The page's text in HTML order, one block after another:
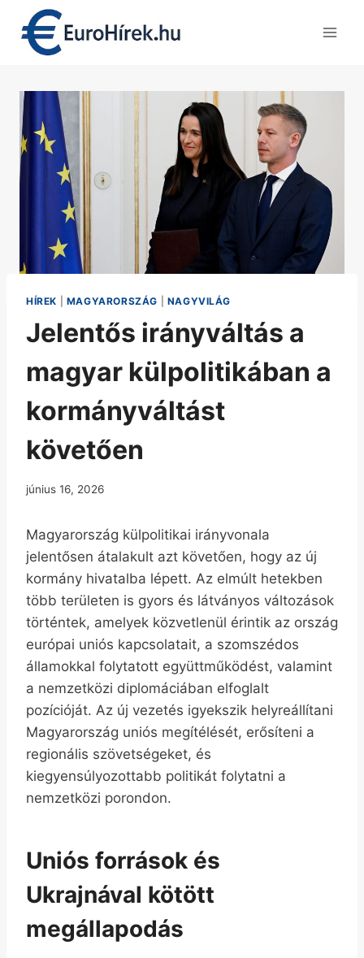
content
HÍREK MAGYARORSZÁG NAGYVILÁG
Jelentős irányváltás a
magyar külpolitikában a
kormányváltást
követően
június 16, 2026
Magyarország külpolitikai irányvonala
jelentősen átalakult azt követően, hogy az új
kormány hivatalba lépett. Az elmúlt hetekben
több területen is gyors és látványos változások
történtek, amelyek közvetlenül érintik az ország
európai uniós kapcsolatait, a szomszédos
államokkal folytatott együttműködést, valamint
a nemzetközi diplomáciában elfoglalt
pozícióját. Az új vezetés igyekszik helyreállítani
Magyarország uniós megítélését, erősíteni a
regionális szövetségeket, és
kiegyensúlyozottabb politikát folytatni a
nemzetközi porondon.
Uniós források és
Ukrajnával kötött
megállapodás